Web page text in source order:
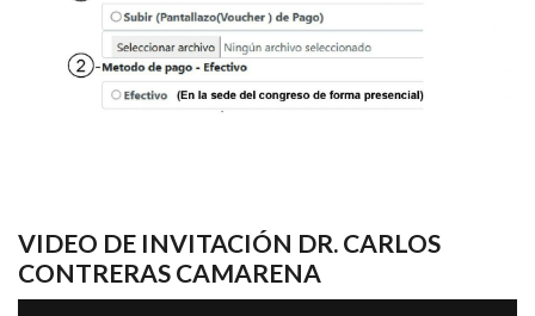
VIDEO DE INVITACIÓN DR. CARLOS
CONTRERAS CAMARENA